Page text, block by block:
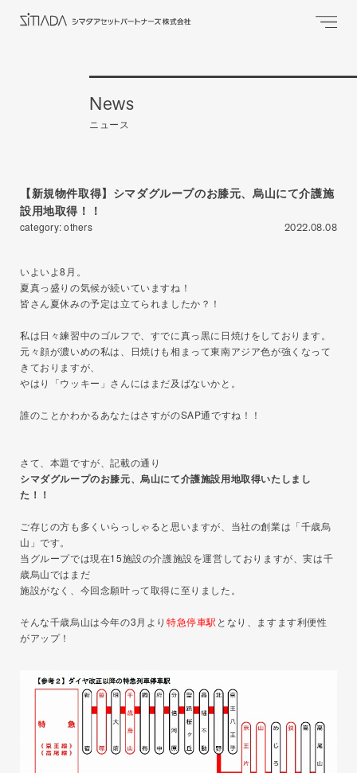
News
ニュース
【新規物件取得】シマダグループのお膝元、烏山にて介護施
設用地取得！！
category: others 2022.08.08
いよいよ8月。
夏真っ盛りの気候が続いていますね！
皆さん夏休みの予定は立てられましたか？！
私は日々練習中のゴルフで、すでに真っ黒に日焼けをしております。
元々顔が濃いめの私は、日焼けも相まって東南アジア色が強くなって
きておりますが、
やはり「ウッキー」さんにはまだ及ばないかと。
誰のことかわかるあなたはさすがのSAP通ですね！！
さて、本題ですが、記載の通り
シマダグループのお膝元、烏山にて介護施設用地取得いたしまし
た！！
ご存じの方も多くいらっしゃると思いますが、当社の創業は「千歳烏
山」です。
当グループでは現在15施設の介護施設を運営しておりますが、実は千
歳烏山ではまだ
施設がなく、今回念願叶って取得に至りました。
そんな千歳烏山は今年の3月より特急停車駅 となり、ますます利便性
がアップ！